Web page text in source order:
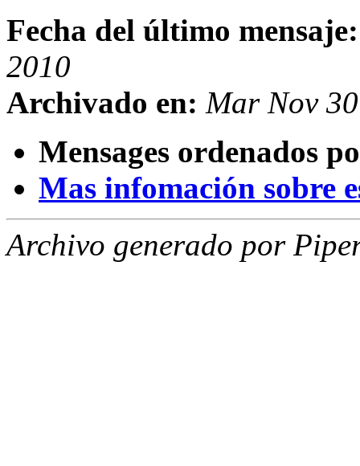
Fecha del último mensaje:
2010
Archivado en: Mar Nov
Mensages ordenados
Mas infomación sobre
Archivo generado por